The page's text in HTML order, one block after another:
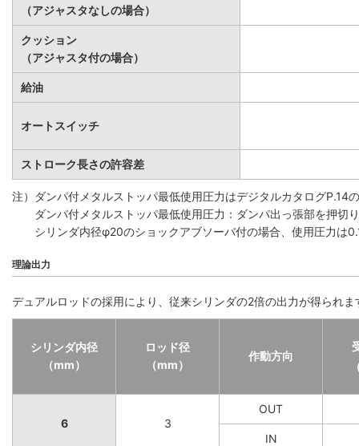
（アジャスタなしの場合）
クッション
（アジャスタ付の場合）
給油
オートスイッチ
ストローク長さの許容差
注）ダンパ付メタルストッパ最低使用圧力はデジタルカタログ
ダンパ付メタルストッパ最低使用圧力：ダンパ出っ張部を押切
シリンダ内径φ20のショックアブソーバ付の場合、使用圧力は
理論出力
デュアルロッドの採用により、従来シリンダの2倍の出力が得られ
シリンダ内径
（mm）
ロッド径
（mm）
作動方向
6 3
OUT
IN